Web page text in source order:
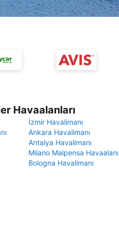
Havaalanları
İzmir Havalimanı
Ankara Havalimanı
Antalya Havalimanı
Milano Malpensa Havaalanı
Bologna Havalimanı